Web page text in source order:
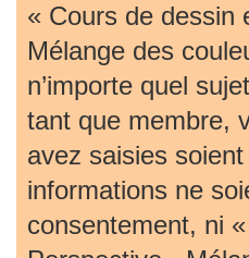
« Cours de dessin
Mélange des
n’importe quel
tant que membre,
avez saisies
informations ne
consentement, ni